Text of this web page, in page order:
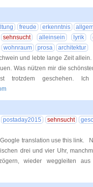
freude erkenntnis
sehnsucht alleinsein lyrik
wohnraum prosa
architektur
und lebte lange Zeit
Was nützen mir die
trotzdem geschehen.
postaday2015 sehnsucht
translation use this link.
drei und vier Uhr,
wieder weggleiten